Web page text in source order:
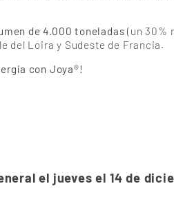
de 4.000 toneladas(un 30%
del Loira y Sudeste de Francia.
con Joya®!
el jueves el 14 de